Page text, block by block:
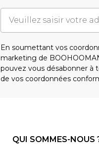
En soumettant vos
marketing de
pouvez vous désabonner
de vos coordonnées
QUI SOMMES-NOUS